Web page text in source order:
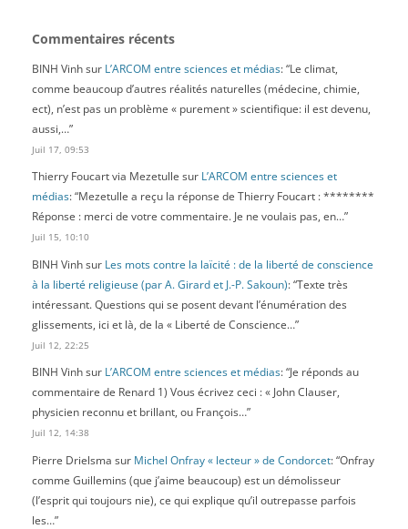
Commentaires récents
BINH Vinhsur L’ARCOM entre sciences et médias: “Le climat,
comme beaucoup d’autres réalités naturelles (médecine, chimie,
ect), n’est pas un problème « purement » scientifique: il est devenu,
aussi,…”
Juil 17, 09:53
Thierry Foucart via Mezetulle sur L’ARCOM entre sciences et
médias: “Mezetulle a reçu la réponse de Thierry Foucart : ********
Réponse : merci de votre commentaire. Je ne voulais pas, en…”
Juil 15, 10:10
BINH Vinhsur Les mots contre la laïcité : de la liberté de conscience
à la liberté religieuse (par A. Girard et J.-P. Sakoun): “Texte très
intéressant. Questions qui se posent devant l’énumération des
glissements, ici et là, de la « Liberté de Conscience…”
Juil 12, 22:25
BINH Vinhsur L’ARCOM entre sciences et médias: “Je réponds au
commentaire de Renard 1) Vous écrivez ceci : « John Clauser,
physicien reconnu et brillant, ou François…”
Juil 12, 14:38
Pierre Drielsma sur Michel Onfray « lecteur » de Condorcet: “Onfray
comme Guillemins (que j’aime beaucoup) est un démolisseur
(l’esprit qui toujours nie), ce qui explique qu’il outrepasse parfois
les…”